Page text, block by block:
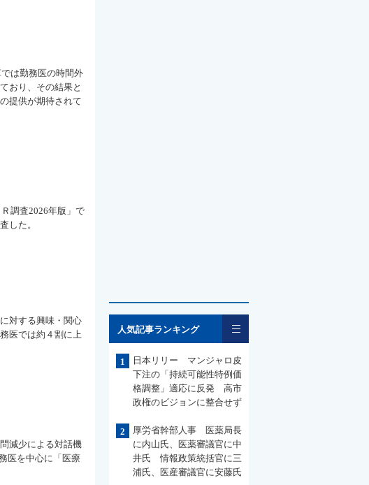
は勤務医の時間外
おり、その結果と
提供が期待されて
調査2026年版」で
した。
対する興味・関心
医では約４割に上
減少による対話機
医を中心に「医療
人気記事ランキング
1
日本リリー マンジャロ皮
下注の「持続可能性特例価
格調整」適応に反発 高市
政権のビジョンに整合せず
2
厚労省幹部人事 医薬局長
に内山氏、医薬審議官に中
井氏 情報政策統括官に三
浦氏、医産審議官に安藤氏